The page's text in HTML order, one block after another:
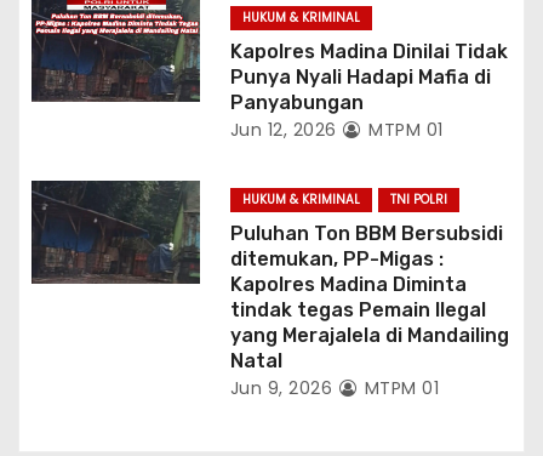
HUKUM & KRIMINAL
Kapolres Madina Dinilai Tidak
Punya Nyali Hadapi Mafia di
Panyabungan
Jun 12, 2026 MTPM 01
HUKUM & KRIMINAL TNI POLRI
Puluhan Ton BBM Bersubsidi
ditemukan, PP-Migas :
Kapolres Madina Diminta
tindak tegas Pemain Ilegal
yang Merajalela di Mandailing
Natal
Jun 9, 2026 MTPM 01